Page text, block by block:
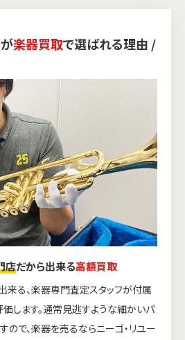
楽器買取で選ばれる理由 /
店だから出来る高額買取
る、楽器専門査定スタッフが付属
します。通常見逃すような細かいパ
ので、楽器を売るならニーゴ・リユー